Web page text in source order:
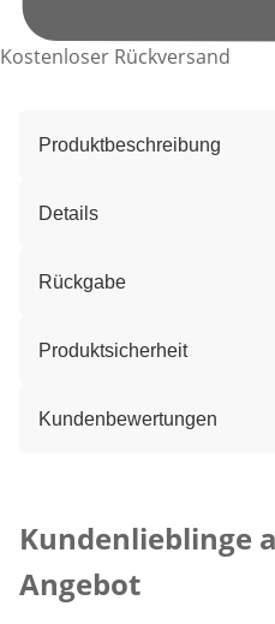
Kostenloser Rückversand
Produktbeschreibung
Details
Rückgabe
Produktsicherheit
Kundenbewertungen
Kundenlieblinge
Angebot